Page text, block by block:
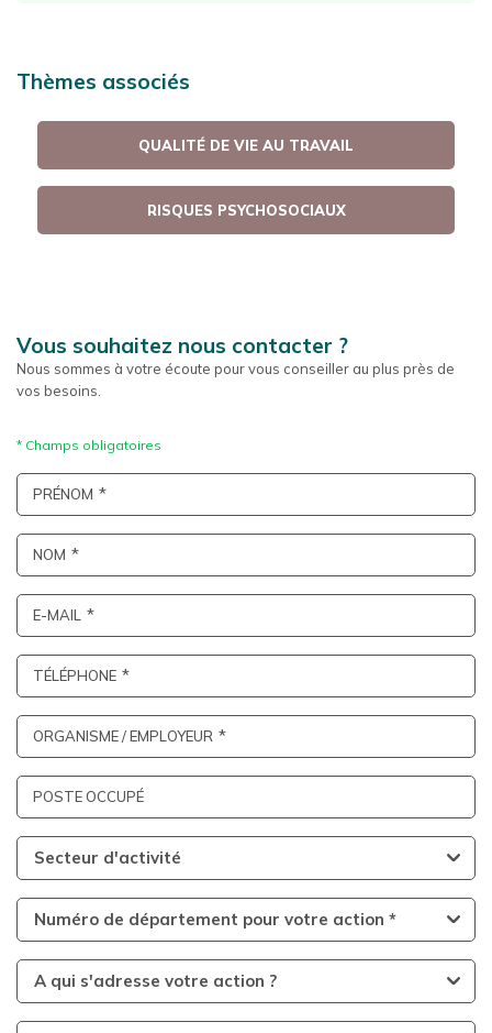
Thèmes associés
QUALITÉ DE VIE AU TRAVAIL
RISQUES PSYCHOSOCIAUX
Vous souhaitez nous contacter ?
Nous sommes à votre écoute pour vous conseiller au plus près de
vos besoins.
PRÉNOM
NOM
E-MAIL
TÉLÉPHONE
ORGANISME / EMPLOYEUR
POSTE OCCUPÉ
Secteur d'activité
Numéro de département pour votre action *
A qui s'adresse votre action ?